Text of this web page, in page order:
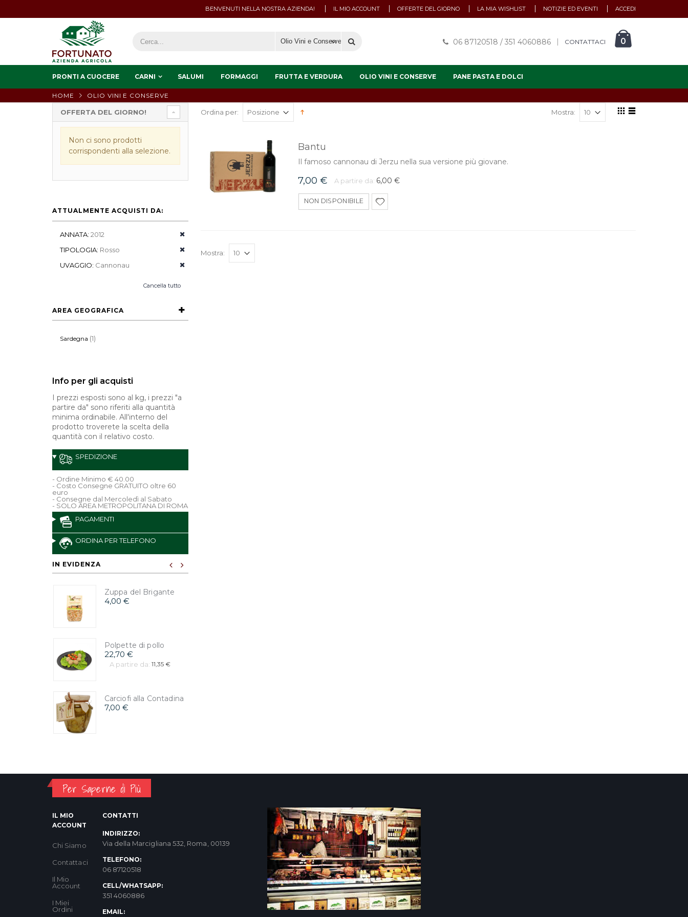
IL MIO ACCOUNT OFFERTE DEL GIORNO LA MIA WISHLIST NOTIZIE ED EVENTI ACCEDI
BENVENUTI NELLA NOSTRA AZIENDA!
06 87120518 / 351 4060886 CONTATTACI 0
PRONTI A CUOCERE CARNI SALUMI FORMAGGI FRUTTA E VERDURA OLIO VINI E CONSERVE PANE PASTA E DOLCI
HOME OLIO VINI E CONSERVE
Ordina per: Mostra:
Bantu
Il famoso cannonau di Jerzu nella sua versione più giovane.
7,00 € A partire da: 6,00 €
NON DISPONIBILE
Mostra:
OFFERTA DEL GIORNO!
Non ci sono prodotti
corrispondenti alla selezione.
ATTUALMENTE ACQUISTI DA:
ANNATA: 2012
TIPOLOGIA: Rosso
UVAGGIO: Cannonau
Cancella tutto
AREA GEOGRAFICA
Sardegna (1)
Info per gli acquisti
I prezzi esposti sono al kg, i prezzi "a
partire da" sono riferiti alla quantità
minima ordinabile. All'interno del
prodotto troverete la scelta della
quantità con il relativo costo.
SPEDIZIONE
- Ordine Minimo € 40.00
- Costo Consegne GRATUITO oltre 60
euro
- Consegne dal Mercoledì al Sabato
- SOLO AREA METROPOLITANA DI ROMA
PAGAMENTI
ORDINA PER TELEFONO
IN EVIDENZA
Zuppa del Brigante
4,00 €
Polpette di pollo
22,70 €
A partire da: 11,35 €
Carciofi alla Contadina
7,00 €
Per Saperne di Più
IL MIO
ACCOUNT
Chi Siamo
Contattaci
Il Mio
Account
I Miei
Ordini
CONTATTI
INDIRIZZO:
Via della Marcigliana 532, Roma, 00139
TELEFONO:
06 87120518
CELL/WHATSAPP:
351 4060886
EMAIL: